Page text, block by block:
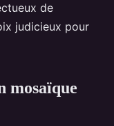
de
judicieux pour
mosaïque